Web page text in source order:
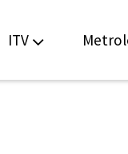
ITV